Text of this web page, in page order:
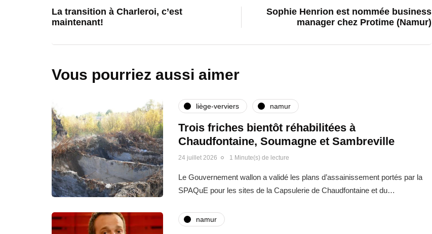
La transition à Charleroi, c’est
maintenant!
Sophie Henrion est nommée business
manager chez Protime (Namur)
Vous pourriez aussi aimer
liège-verviers namur
Trois friches bientôt réhabilitées à
Chaudfontaine, Soumagne et Sambreville
24 juillet 2026 1 Minute(s) de lecture
Le Gouvernement wallon a validé les plans d’assainissement portés par la
SPAQuE pour les sites de la Capsulerie de Chaudfontaine et du…
namur